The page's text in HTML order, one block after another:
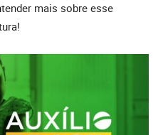
mais sobre esse